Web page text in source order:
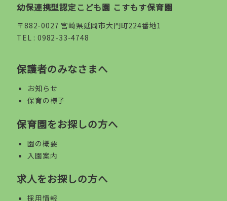
幼保連携型認定こども園 こすもす保育園
〒882-0027 宮崎県延岡市大門町224番地1
TEL :0982-33-4748
保護者のみなさまへ
お知らせ
保育の様子
保育園をお探しの方へ
園の概要
入園案内
求人をお探しの方へ
採用情報